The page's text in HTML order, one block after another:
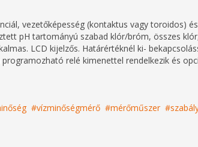
vezetőképesség (kontaktus vagy toroidos) és
pH tartományú szabad klór/bróm, összes
LCD kijelzős. Határértéknél ki-
relé kimenettel rendelkezik és
vízminőségmérő mérőműszer